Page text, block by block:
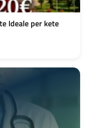
Ideale per kete